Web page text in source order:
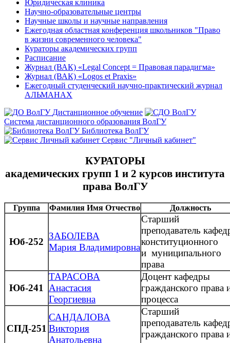
Юридическая клиника
Научно-образовательные центры
Научные школы и научные направления
Ежегодная областная конференция школьников "Право
в жизни современного человека"
Кураторы академических групп
Расписание
Журнал (ВАК) «Legal Concept = Правовая парадигма»
Журнал (ВАК) «Logos et Praxis»
Ежегодный студенческий научно-практический журнал
АЛЬМАНАХ
Дистанционное обучение
Система дистанционного образования ВолГУ
Библиотека ВолГУ
Сервис "Личный кабинет"
КУРАТОРЫ
академических групп 1 и 2 курсов института
права ВолГУ
Группа Фамилия Имя Отчество Должность
Юб-252
ЗАБОЛЕВА
Мария Владимировна
Старший
преподаватель
конституционного
и муниципального
права
Юб-241
ТАРАСОВА
Анастасия
Георгиевна
Доцент кафедры
гражданского права
процесса
СПД-251
САНДАЛОВА
Виктория
Анатольевна
Старший
преподаватель
гражданского права